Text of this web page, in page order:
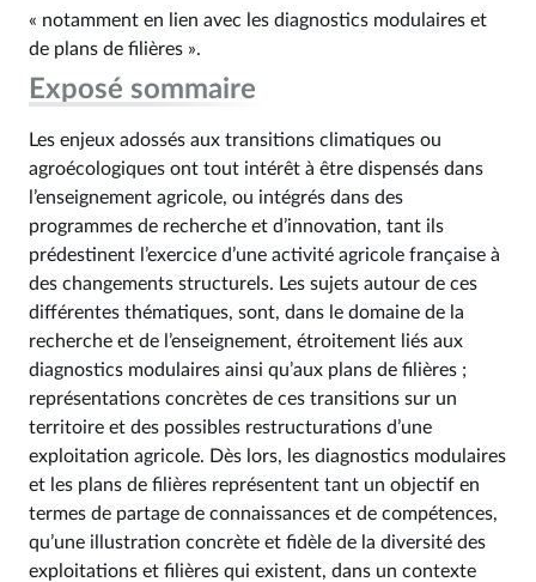
« notamment en lien avec les diagnostics modulaires et
de plans de filières ».
Exposé sommaire
Les enjeux adossés aux transitions climatiques ou
agroécologiques ont tout intérêt à être dispensés dans
l’enseignement agricole, ou intégrés dans des
programmes de recherche et d’innovation, tant ils
prédestinent l’exercice d’une activité agricole française à
des changements structurels. Les sujets autour de ces
différentes thématiques, sont, dans le domaine de la
recherche et de l’enseignement, étroitement liés aux
diagnostics modulaires ainsi qu’aux plans de filières ;
représentations concrètes de ces transitions sur un
territoire et des possibles restructurations d’une
exploitation agricole. Dès lors, les diagnostics modulaires
et les plans de filières représentent tant un objectif en
termes de partage de connaissances et de compétences,
qu’une illustration concrète et fidèle de la diversité des
exploitations et filières qui existent, dans un contexte